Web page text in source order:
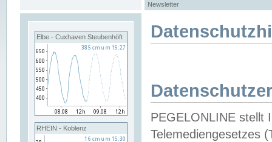
Newsletter
Elbe - Cuxhaven Steubenhöft
RHEIN - Koblenz
PEGELONLINE stellt
Telemediengesetzes